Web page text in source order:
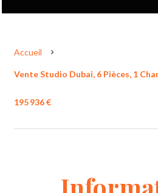
Accueil
Vente Studio Dubai, 6 Pièces, 1
195 936 €